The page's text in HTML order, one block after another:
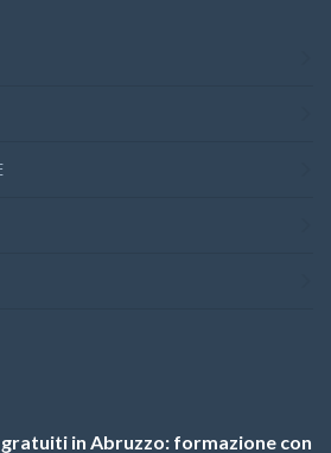
in Abruzzo: formazione con